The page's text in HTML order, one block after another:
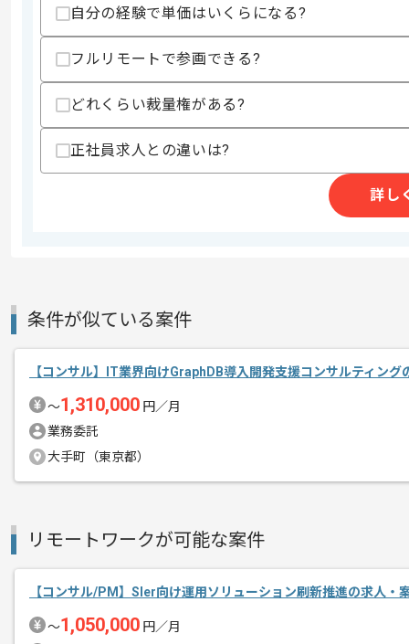
・SAP CO領域のカスタマイズ経験
・主要モジュール導入プロジェクトに
エージェントからのコ
複数案件を保有している企業ですので、
ご経験と実績に応じて別案件のご提案
新しいアイディアや技術を積極的に導入
経験豊富なメンバーと成長が出来る環境
自分の経験で単価はいくらになる?
フルリモートで参画できる?
どれくらい裁量権がある?
正社員求人との違いは?
詳し
条件が似ている案件
【コンサル】IT業界向けGraphDB導入開発支援コンサルティング
〜1,310,000 円／月
業務委託
大手町（東京都）
リモートワークが可能な案件
【コンサル/PM】SIer向け運用ソリューション刷新推進の求人・
〜1,050,000 円／月